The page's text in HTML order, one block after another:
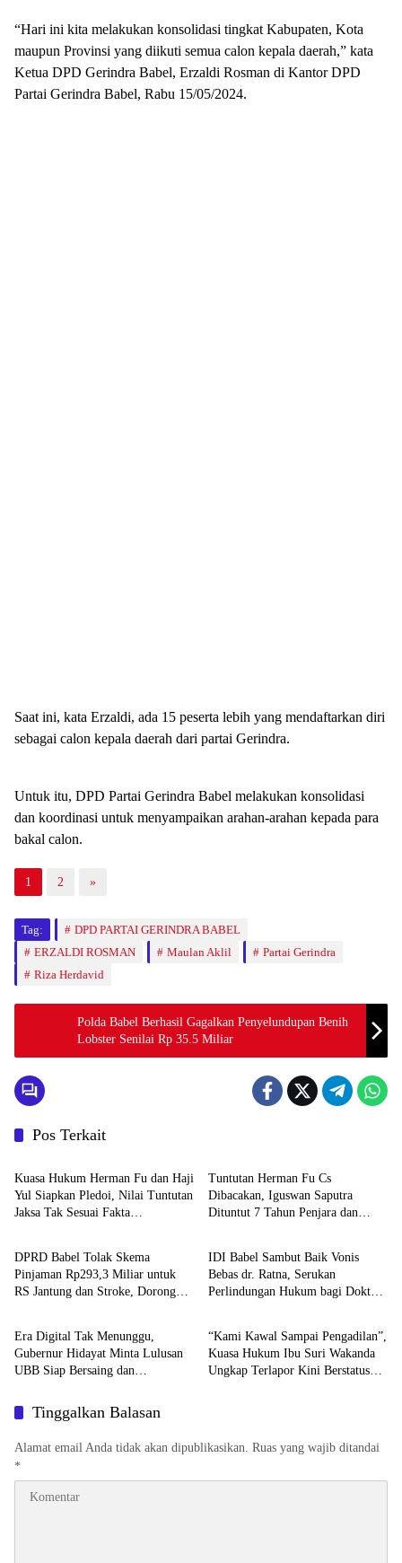
“Hari ini kita melakukan konsolidasi tingkat Kabupaten, Kota
maupun Provinsi yang diikuti semua calon kepala daerah,” kata
Ketua DPD Gerindra Babel, Erzaldi Rosman di Kantor DPD
Partai Gerindra Babel, Rabu 15/05/2024.
Saat ini, kata Erzaldi, ada 15 peserta lebih yang mendaftarkan diri
sebagai calon kepala daerah dari partai Gerindra.
Untuk itu, DPD Partai Gerindra Babel melakukan konsolidasi
dan koordinasi untuk menyampaikan arahan-arahan kepada para
bakal calon.
1 2 »
Tag:
DPD PARTAI GERINDRA BABEL
ERZALDI ROSMAN
Maulan Aklil
Partai Gerindra
Riza Herdavid
Polda Babel Berhasil Gagalkan Penyelundupan Benih
Lobster Senilai Rp 35.5 Miliar
Pos Terkait
BABEL XPOSE
Kuasa Hukum Herman Fu dan Haji
Yul Siapkan Pledoi, Nilai Tuntutan
Jaksa Tak Sesuai Fakta
Tuntutan Herman Fu Cs
Dibacakan, Iguswan Saputra
Dituntut 7 Tahun Penjara dan
Advetorial
DPRD Babel Tolak Skema
Pinjaman Rp293,3 Miliar untuk
RS Jantung dan Stroke, Dorong
BABEL XPOSE
IDI Babel Sambut Baik Vonis
Bebas dr. Ratna, Serukan
Perlindungan Hukum bagi Dokter
Advetorial
Era Digital Tak Menunggu,
Gubernur Hidayat Minta Lulusan
UBB Siap Bersaing dan
Featured
“Kami Kawal Sampai Pengadilan”,
Kuasa Hukum Ibu Suri Wakanda
Ungkap Terlapor Kini Berstatus
Tinggalkan Balasan
Alamat email Anda tidak akan dipublikasikan. Ruas yang wajib ditandai
*